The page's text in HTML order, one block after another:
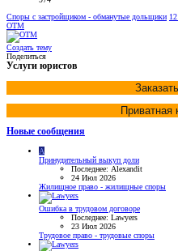
Споры с застройщиком - обманутые дольщики
OTM
Создать тему
Поделиться
Услуги юристов
Приватная
Новые сообщения
A
Принудительный выкуп доли
Последнее: Alexandit
24 Июл 2026
Жилищное право - жилищные споры
Ошибка в трудовом договоре
Последнее: Lawyers
23 Июл 2026
Трудовое право - трудовые споры